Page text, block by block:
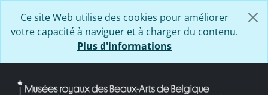
Ce site Web utilise des cookies pour améliorer
votre capacité à naviguer et à charger du contenu.
Plus d'informations